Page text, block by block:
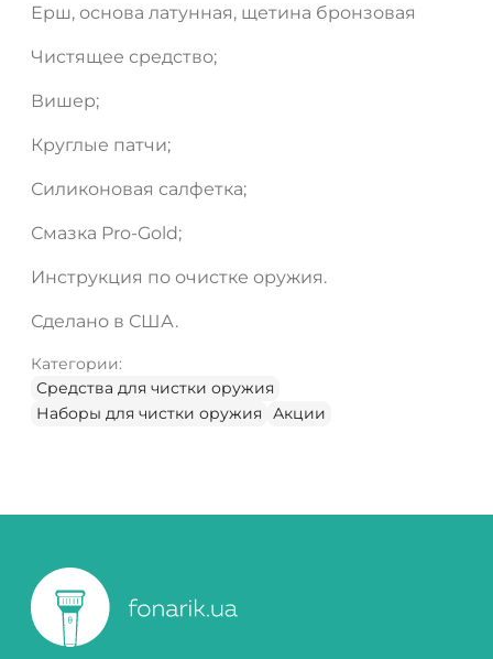
Ерш, основа латунная, щетина бронзовая
Чистящее средство;
Вишер;
Круглые патчи;
Силиконовая салфетка;
Смазка Pro-Gold;
Инструкция по очистке оружия.
Сделано в США.
Категории:
Средства для чистки оружия
Наборы для чистки оружия
Акции